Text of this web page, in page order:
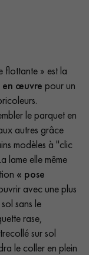
flottante » est la
en œuvre pour un
le parquet en
autres grâce
modèles à "clic
lame elle même
« pose
avec une plus
sans le
rase,
sur sol
le coller en plein